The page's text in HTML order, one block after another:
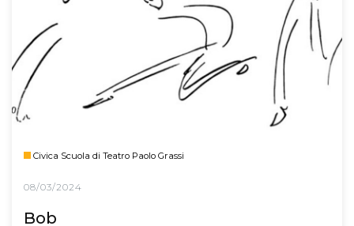
Civica Scuola di Teatro Paolo Grassi
08/03/2024
Bob